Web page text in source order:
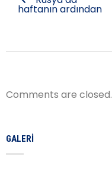
haftanın ardından
Comments are closed.
GALERI